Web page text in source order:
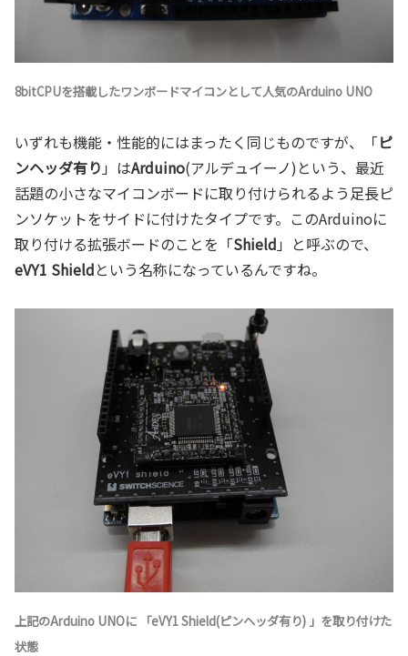
8bitCPUを搭載したワンボードマイコンとして人気のArduino UNO
いずれも機能・性能的にはまったく同じものですが、「ピ
ンヘッダ有り 」はArduino(アルデュイーノ)という、最近
話題の小さなマイコンボードに取り付けられるよう足長ピ
ンソケットをサイドに付けたタイプです。このArduinoに
取り付ける拡張ボードのことを「Shield 」と呼ぶので、
eVY1 Shieldという名称になっているんですね。
上記のArduino UNOに 「eVY1 Shield(ピンヘッダ有り) 」を取り付けた
状態